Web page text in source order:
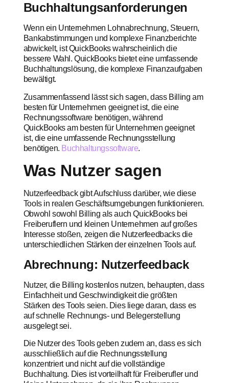
Buchhaltungsanforderungen
Wenn ein Unternehmen Lohnabrechnung, Steuern,
Bankabstimmungen und komplexe Finanzberichte
abwickelt, ist QuickBooks wahrscheinlich die
bessere Wahl. QuickBooks bietet eine umfassende
Buchhaltungslösung, die komplexe Finanzaufgaben
bewältigt.
Zusammenfassend lässt sich sagen, dass Billing am
besten für Unternehmen geeignet ist, die eine
Rechnungssoftware benötigen, während
QuickBooks am besten für Unternehmen geeignet
ist, die eine umfassende Rechnungsstellung
benötigen. Buchhaltungssoftware.
Was Nutzer sagen
Nutzerfeedback gibt Aufschluss darüber, wie diese
Tools in realen Geschäftsumgebungen funktionieren.
Obwohl sowohl Billing als auch QuickBooks bei
Freiberuflern und kleinen Unternehmen auf großes
Interesse stoßen, zeigen die Nutzerfeedbacks die
unterschiedlichen Stärken der einzelnen Tools auf.
Abrechnung: Nutzerfeedback
Nutzer, die Billing kostenlos nutzen, behaupten, dass
Einfachheit und Geschwindigkeit die größten
Stärken des Tools seien. Dies liege daran, dass es
auf schnelle Rechnungs- und Belegerstellung
ausgelegt sei.
Die Nutzer des Tools geben zudem an, dass es sich
ausschließlich auf die Rechnungsstellung
konzentriert und nicht auf die vollständige
Buchhaltung. Dies ist vorteilhaft für Freiberufler und